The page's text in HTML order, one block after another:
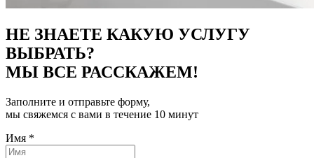
НЕ ЗНАЕТЕ КАКУЮ УСЛУГУ
ВЫБРАТЬ?
МЫ ВСЕ РАССКАЖЕМ!
Заполните и отправьте форму,
мы свяжемся с вами в течение 10 минут
Имя *